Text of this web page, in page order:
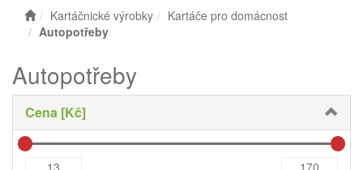
Kartáčnické výrobky
Kartáče pro domácnost
Autopotřeby
Autopotřeby
Cena [Kč]